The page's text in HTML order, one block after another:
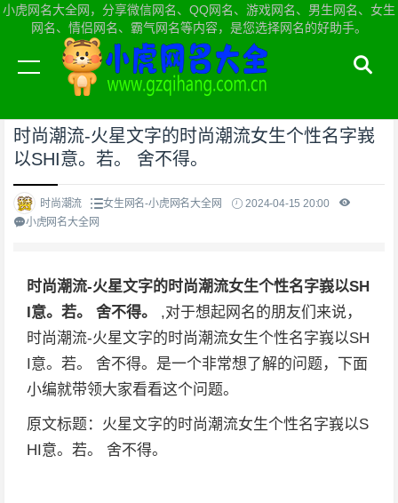
小虎网名大全网，分享微信网名、QQ网名、游戏网名、男生网名、女生
网名、情侣网名、霸气网名等内容，是您选择网名的好助手。
当前位置：小虎网名大全网首页>女生网名
时尚潮流-火星文字的时尚潮流女生个性名字峩
以SHI意。若。 舍不得。
时尚潮流 女生网名-小虎网名大全网
2024-04-15 20:00
小虎网名大全网
时尚潮流-火星文字的时尚潮流女生个性名字峩以SH
I意。若。 舍不得。 ,对于想起网名的朋友们来说，
时尚潮流-火星文字的时尚潮流女生个性名字峩以SH
I意。若。 舍不得。是一个非常想了解的问题，下面
小编就带领大家看看这个问题。
原文标题：火星文字的时尚潮流女生个性名字峩以S
HI意。若。 舍不得。